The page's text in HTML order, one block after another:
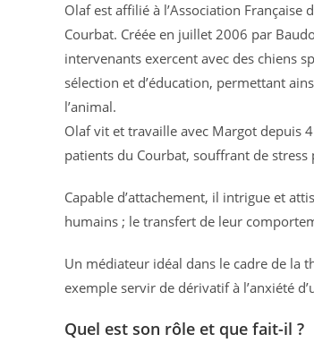
Olaf est affilié à l’Association Française
Courbat. Créée en juillet 2006 par
intervenants exercent avec des chiens
sélection et d’éducation, permettant
l’animal.
Olaf vit et travaille avec Margot depuis 4
patients du Courbat, souffrant de
Capable d’attachement, il intrigue et
humains ; le transfert de leur
Un médiateur idéal dans le cadre de la
exemple servir de dérivatif à l’anxiété
Quel est son rôle et que fait-il ?